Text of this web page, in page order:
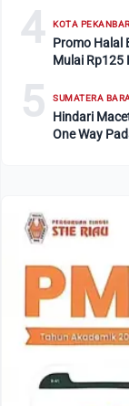
4 KOTA
Promo Halal
Mulai Rp125
5 SUMATERA
Hindari
One Way